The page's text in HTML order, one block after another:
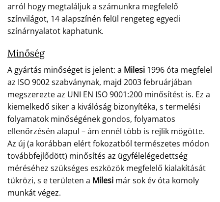
arról hogy megtaláljuk a számunkra megfelelő
színvilágot, 14 alapszínén felül rengeteg egyedi
színárnyalatot kaphatunk.
Minőség
A gyártás minőséget is jelent: a Milesi 1996 óta megfelel
az ISO 9002 szabványnak, majd 2003 februárjában
megszerezte az UNI EN ISO 9001:200 minősítést is. Ez a
kiemelkedő siker a kiválóság bizonyítéka, s termelési
folyamatok minőségének gondos, folyamatos
ellenőrzésén alapul – ám ennél több is rejlik mögötte.
Az új (a korábban elért fokozatból természetes módon
továbbfejlődött) minősítés az ügyfélelégedettség
méréséhez szükséges eszközök megfelelő kialakítását
tükrözi, s e területen a Milesi már sok év óta komoly
munkát végez.